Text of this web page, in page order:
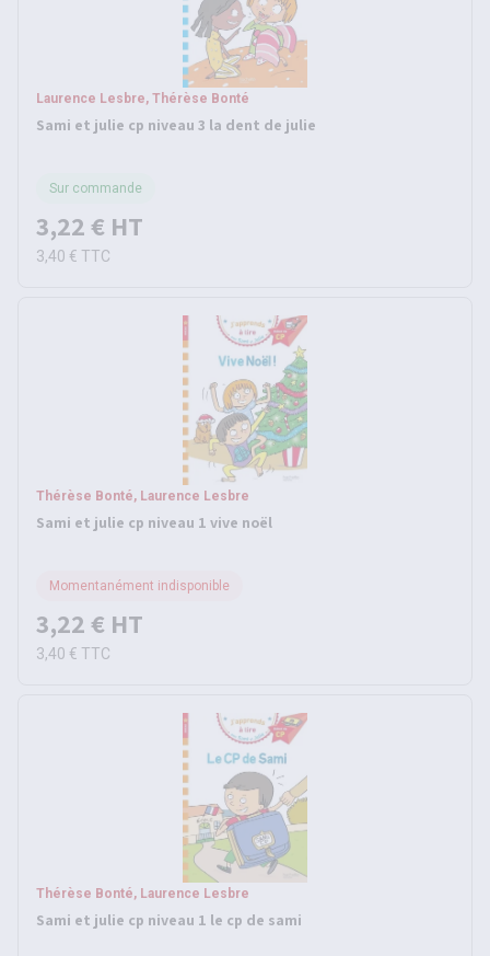
Laurence Lesbre, Thérèse Bonté
Sami et julie cp niveau 3 la dent de julie
Sur commande
3,22 € HT
3,40 € TTC
Thérèse Bonté, Laurence Lesbre
Sami et julie cp niveau 1 vive noël
Momentanément indisponible
3,22 € HT
3,40 € TTC
Thérèse Bonté, Laurence Lesbre
Sami et julie cp niveau 1 le cp de sami